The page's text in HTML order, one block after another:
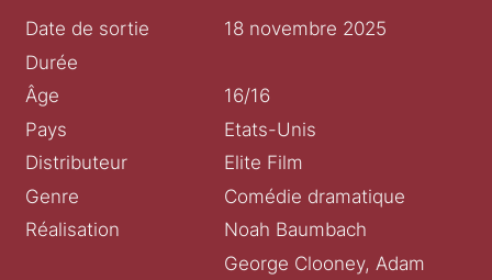
Date de sortie
18 novembre 2025
Durée
Âge
16/16
Pays
Etats-Unis
Distributeur
Elite Film
Genre
Comédie dramatique
Réalisation
Noah Baumbach
George Clooney, Adam